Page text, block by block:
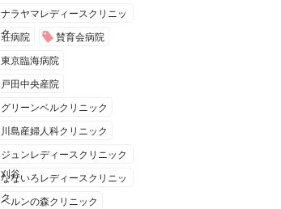
ナラヤマレディースクリニッ
ク
荘病院 賛育会病院
東京臨海病院
戸田中央産院
グリーンベルクリニック
川島産婦人科クリニック
ジュンレディースクリニック
刈谷
なないろレディースクリニッ
ク
ベルンの森クリニック